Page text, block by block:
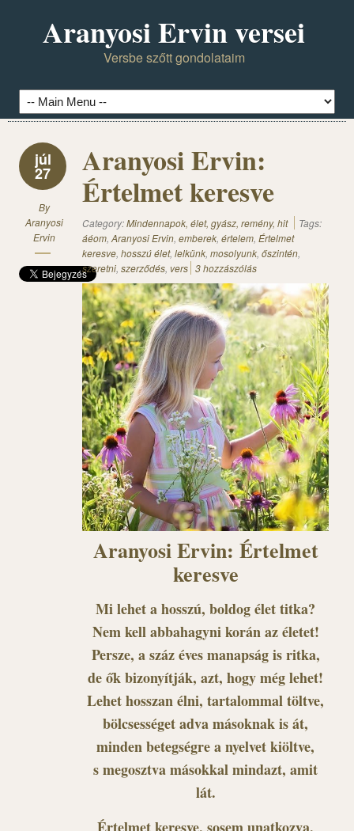
Aranyosi Ervin versei
Versbe szőtt gondolataim
júl
27
By
Aranyosi
Ervin
Aranyosi Ervin:
Értelmet keresve
Category:Mindennapok, élet, gyász, remény, hit
Tags:
áéom, Aranyosi Ervin, emberek, értelem, Értelmet
keresve, hosszú élet, lelkünk, mosolyunk, őszintén,
szeretni, szerződés, vers 3 hozzászólás
Aranyosi Ervin: Értelmet
keresve
Mi lehet a hosszú, boldog élet titka?
Nem kell abbahagyni korán az életet!
Persze, a száz éves manapság is ritka,
de ők bizonyítják, azt, hogy még lehet!
Lehet hosszan élni, tartalommal töltve,
bölcsességet adva másoknak is át,
minden betegségre a nyelvet kiöltve,
s megosztva másokkal mindazt, amit
lát.